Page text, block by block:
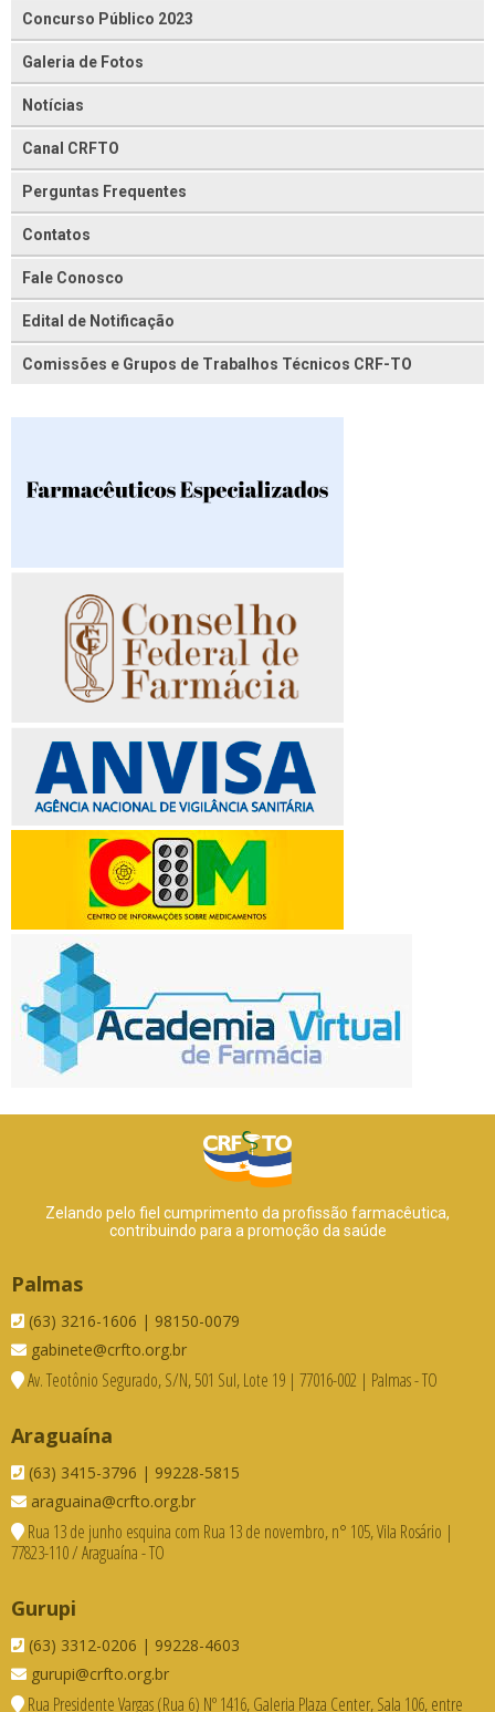
Concurso Público 2023
Galeria de Fotos
Notícias
Canal CRFTO
Perguntas Frequentes
Contatos
Fale Conosco
Edital de Notificação
Comissões e Grupos de Trabalhos Técnicos CRF-TO
Zelando pelo fiel cumprimento da profissão farmacêutica,
contribuindo para a promoção da saúde
Palmas
(63) 3216-1606 | 98150-0079
gabinete@crfto.org.br
Av. Teotônio Segurado, S/N, 501 Sul, Lote 19 | 77016-002 | Palmas - TO
Araguaína
(63) 3415-3796 | 99228-5815
araguaina@crfto.org.br
Rua 13 de junho esquina com Rua 13 de novembro, n° 105, Vila Rosário |
77823-110 / Araguaína - TO
Gurupi
(63) 3312-0206 | 99228-4603
gurupi@crfto.org.br
Rua Presidente Vargas (Rua 6) Nº 1416, Galeria Plaza Center, Sala 106, entre